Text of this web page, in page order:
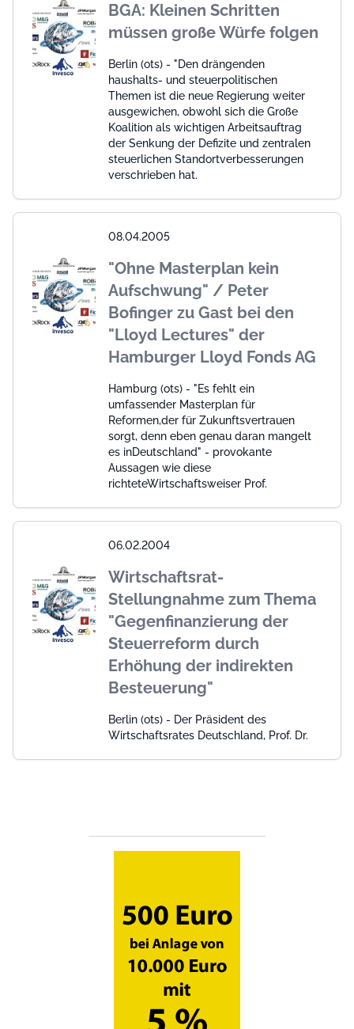
BGA: Kleinen Schritten
müssen große Würfe folgen
Berlin (ots) - "Den drängenden
haushalts- und steuerpolitischen
Themen ist die neue Regierung weiter
ausgewichen, obwohl sich die Große
Koalition als wichtigen Arbeitsauftrag
der Senkung der Defizite und zentralen
steuerlichen Standortverbesserungen
verschrieben hat.
08.04.2005
"Ohne Masterplan kein
Aufschwung" / Peter
Bofinger zu Gast bei den
"Lloyd Lectures" der
Hamburger Lloyd Fonds AG
Hamburg (ots) - "Es fehlt ein
umfassender Masterplan für
Reformen,der für Zukunftsvertrauen
sorgt, denn eben genau daran mangelt
es inDeutschland" - provokante
Aussagen wie diese
richteteWirtschaftsweiser Prof.
06.02.2004
Wirtschaftsrat-
Stellungnahme zum Thema
"Gegenfinanzierung der
Steuerreform durch
Erhöhung der indirekten
Besteuerung"
Berlin (ots) - Der Präsident des
Wirtschaftsrates Deutschland, Prof. Dr.